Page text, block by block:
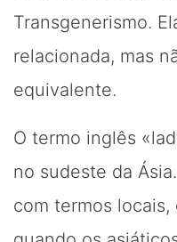
Transgenerismo.
relacionada, mas
equivalente.
O termo inglês
no sudeste da
com termos